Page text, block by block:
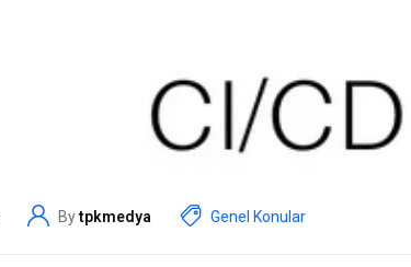
Bytpkmedya Genel Konular